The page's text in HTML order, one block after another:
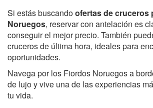
Si estás buscandoofertas de cruceros
Noruegos, reservar con antelación es
conseguir el mejor precio. También
cruceros de última hora, ideales para
oportunidades.
Navega por los Fiordos Noruegos a
de lujo y vive una de las experiencias
tu vida.